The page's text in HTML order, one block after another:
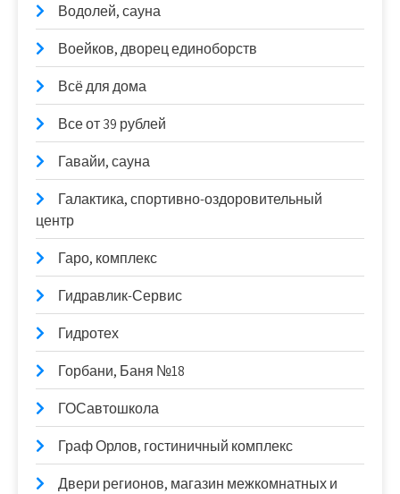
Водолей, сауна
Воейков, дворец единоборств
Всё для дома
Все от 39 рублей
Гавайи, сауна
Галактика, спортивно-оздоровительный
центр
Гаро, комплекс
Гидравлик-Сервис
Гидротех
Горбани, Баня №18
ГОСавтошкола
Граф Орлов, гостиничный комплекс
Двери регионов, магазин межкомнатных и